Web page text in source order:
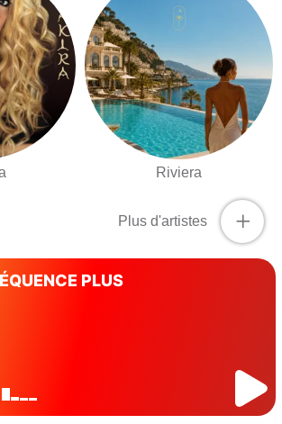
Riviera
+
Plus d'artistes
PLUS